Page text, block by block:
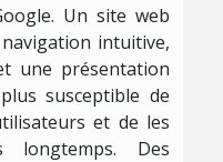
Un site web
intuitive,
une présentation
susceptible de
et de les
Des